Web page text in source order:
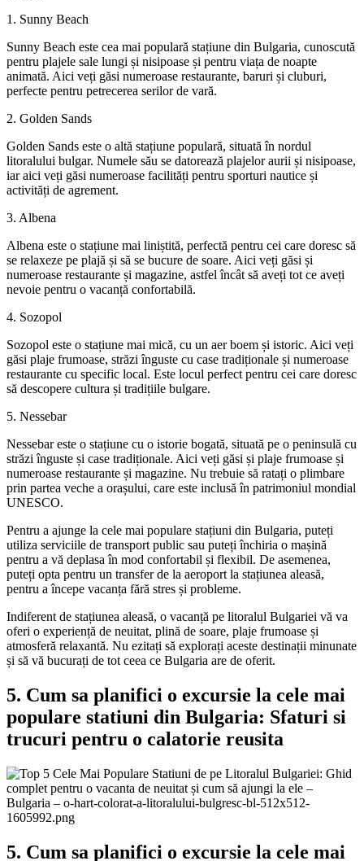
1. Sunny Beach
Sunny Beach este cea mai populară stațiune din Bulgaria, cunoscută
pentru plajele sale lungi și nisipoase și pentru viața de noapte
animată. Aici veți găsi numeroase restaurante, baruri și cluburi,
perfecte pentru petrecerea serilor de vară.
2. Golden Sands
Golden Sands este o altă stațiune populară, situată în nordul
litoralului bulgar. Numele său se datorează plajelor aurii și nisipoase,
iar aici veți găsi numeroase facilități pentru sporturi nautice și
activități de agrement.
3. Albena
Albena este o stațiune mai liniștită, perfectă pentru cei care doresc să
se relaxeze pe plajă și să se bucure de soare. Aici veți găsi și
numeroase restaurante și magazine, astfel încât să aveți tot ce aveți
nevoie pentru o vacanță confortabilă.
4. Sozopol
Sozopol este o stațiune mai mică, cu un aer boem și istoric. Aici veți
găsi plaje frumoase, străzi înguste cu case tradiționale și numeroase
restaurante cu specific local. Este locul perfect pentru cei care doresc
să descopere cultura și tradițiile bulgare.
5. Nessebar
Nessebar este o stațiune cu o istorie bogată, situată pe o peninsulă cu
străzi înguste și case tradiționale. Aici veți găsi și plaje frumoase și
numeroase restaurante și magazine. Nu trebuie să ratați o plimbare
prin partea veche a orașului, care este inclusă în patrimoniul mondial
UNESCO.
Pentru a ajunge la cele mai populare stațiuni din Bulgaria, puteți
utiliza serviciile de transport public sau puteți închiria o mașină
pentru a vă deplasa în mod confortabil și flexibil. De asemenea,
puteți opta pentru un transfer de la aeroport la stațiunea aleasă,
pentru a începe vacanța fără stres și probleme.
Indiferent de stațiunea aleasă, o vacanță pe litoralul Bulgariei vă va
oferi o experiență de neuitat, plină de soare, plaje frumoase și
atmosferă relaxantă. Nu ezitați să explorați aceste destinații minunate
și să vă bucurați de tot ceea ce Bulgaria are de oferit.
5. Cum sa planifici o excursie la cele mai
populare statiuni din Bulgaria: Sfaturi si
trucuri pentru o calatorie reusita
5. Cum sa planifici o excursie la cele mai